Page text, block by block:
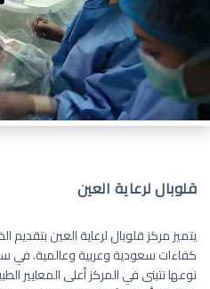
قلوبال لرعاية العين
يتميز مركز قلوبال لرعاية العين بتقديم
كفاءات سعودية وعربية وعالمية. في
نوعها نتبنى في المركز أعلى المعايير